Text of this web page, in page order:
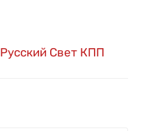
Русский Свет КПП